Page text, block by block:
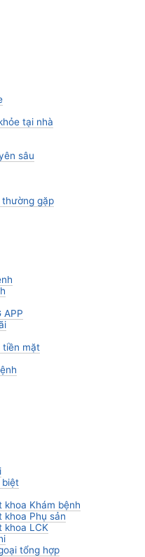
tại nhà
sâu
gặp
APP
tiền mặt
biệt
Khám bệnh
khoa Phụ sản
khoa LCK
tổng hợp